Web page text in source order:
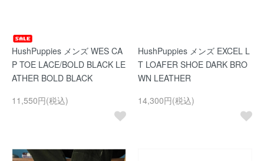
HushPuppies メンズ WES CA
P TOE LACE/BOLD BLACK LE
ATHER BOLD BLACK
11,550円(税込)
HushPuppies メンズ EXCEL L
T LOAFER SHOE DARK BRO
WN LEATHER
14,300円(税込)